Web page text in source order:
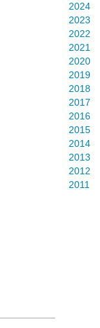
2024
2023
2022
2021
2020
2019
2018
2017
2016
2015
2014
2013
2012
2011